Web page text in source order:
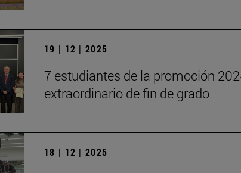
19 | 12 | 2025
7 estudiantes de la promoción
extraordinario de fin de grado
18 | 12 | 2025